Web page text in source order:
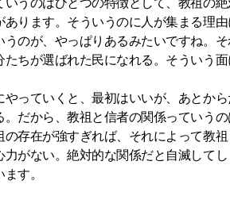
いうのはひとつの特徴として、教祖の
あります。そういうのに人が集まる理
うのが、やっぱりあるみたいですね。
たちが選ばれた民になれる。そういう
やっていくと、最初はいいが、あとか
。だから、教祖と信者の関係っていう
の存在が強すぎれば、それによって教
力がない。絶対的な関係だと自滅して
す。